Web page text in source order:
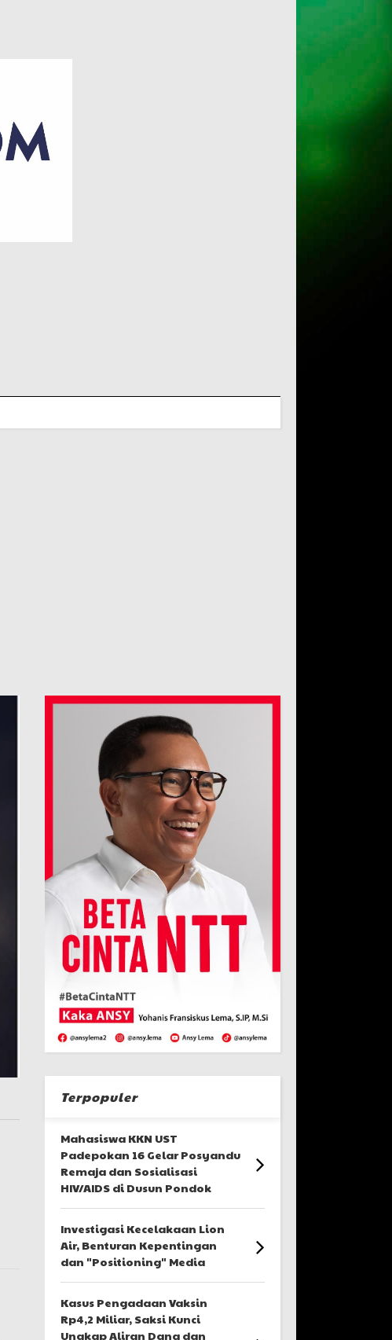
Terpopuler
Mahasiswa KKN UST
Padepokan 16 Gelar Posyandu
Remaja dan Sosialisasi
HIV/AIDS di Dusun Pondok
Investigasi Kecelakaan Lion
Air, Benturan Kepentingan
dan "Positioning" Media
Kasus Pengadaan Vaksin
Rp4,2 Miliar, Saksi Kunci
Ungkap Aliran Dana dan